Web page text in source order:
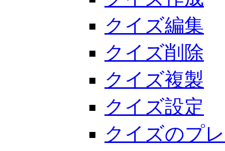
クイズ編集
クイズ削除
クイズ複製
クイズ設定
クイズのプ